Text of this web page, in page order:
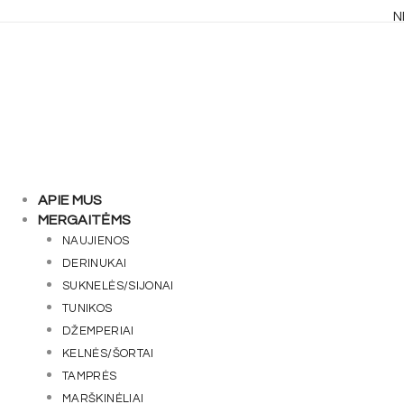
APIE MUS
MERGAITĖMS
NAUJIENOS
DERINUKAI
SUKNELĖS/SIJONAI
TUNIKOS
DŽEMPERIAI
KELNĖS/ŠORTAI
TAMPRĖS
MARŠKINĖLIAI